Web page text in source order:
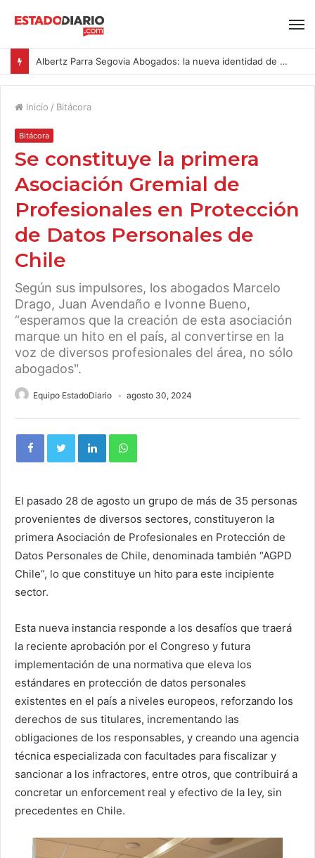
Albertz Parra Segovia Abogados: la nueva identidad de Segovia Consulting
Inicio / Bitácora
Bitácora
Se constituye la primera
Asociación Gremial de
Profesionales en Protección
de Datos Personales de
Chile
Según sus impulsores, los abogados Marcelo
Drago, Juan Avendaño e Ivonne Bueno,
“esperamos que la creación de esta asociación
marque un hito en el país, al convertirse en la
voz de diversos profesionales del área, no sólo
abogados".
Equipo EstadoDiario agosto 30, 2024
El pasado 28 de agosto un grupo de más de 35 personas
provenientes de diversos sectores, constituyeron la
primera Asociación de Profesionales en Protección de
Datos Personales de Chile, denominada también “AGPD
Chile”, lo que constituye un hito para este incipiente
sector.
Esta nueva instancia responde a los desafíos que traerá
la reciente aprobación por el Congreso y futura
implementación de una normativa que eleva los
estándares en protección de datos personales
existentes en el país a niveles europeos, reforzando los
derechos de sus titulares, incrementando las
obligaciones de los responsables, y creando una agencia
técnica especializada con facultades para fiscalizar y
sancionar a los infractores, entre otros, que contribuirá a
concretar un enforcement real y efectivo de la ley, sin
precedentes en Chile.